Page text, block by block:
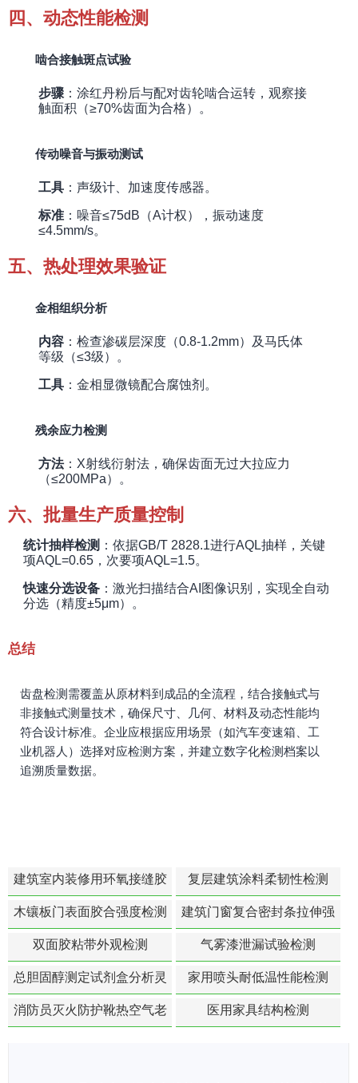
四、动态性能检测
啮合接触斑点试验
步骤 ：涂红丹粉后与配对齿轮啮合运转，观察接
触面积（≥70%齿面为合格）。
传动噪音与振动测试
工具 ：声级计、加速度传感器。
标准 ：噪音≤75dB（A计权），振动速度
≤4.5mm/s。
五、热处理效果验证
金相组织分析
内容 ：检查渗碳层深度（0.8-1.2mm）及马氏体
等级（≤3级）。
工具 ：金相显微镜配合腐蚀剂。
残余应力检测
方法：X射线衍射法，确保齿面无过大拉应力
（≤200MPa）。
六、批量生产质量控制
统计抽样检测 ：依据GB/T 2828.1进行AQL抽样，关键
项AQL=0.65，次要项AQL=1.5。
快速分选设备 ：激光扫描结合AI图像识别，实现全自动
分选（精度±5μm）。
总结
齿盘检测需覆盖从原材料到成品的全流程，结合接触式与
非接触式测量技术，确保尺寸、几何、材料及动态性能均
符合设计标准。企业应根据应用场景（如汽车变速箱、工
业机器人）选择对应检测方案，并建立数字化检测档案以
追溯质量数据。
建筑室内装修用环氧接缝胶
苯含量检测
复层建筑涂料柔韧性检测
木镶板门表面胶合强度检测
建筑门窗复合密封条拉伸强
度-硬质塑料材料检测
双面胶粘带外观检测 气雾漆泄漏试验检测
总胆固醇测定试剂盒分析灵
敏度检测
家用喷头耐低温性能检测
消防员灭火防护靴热空气老
医用家具结构检测